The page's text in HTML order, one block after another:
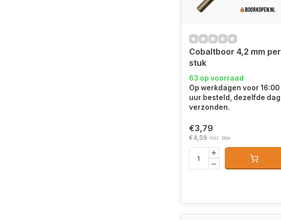
Cobaltboor 4,2 mm per
stuk
63 op voorraad
Op werkdagen voor 16:00
uur besteld, dezelfde dag
verzonden.
€3,79
€4,59 Incl. btw